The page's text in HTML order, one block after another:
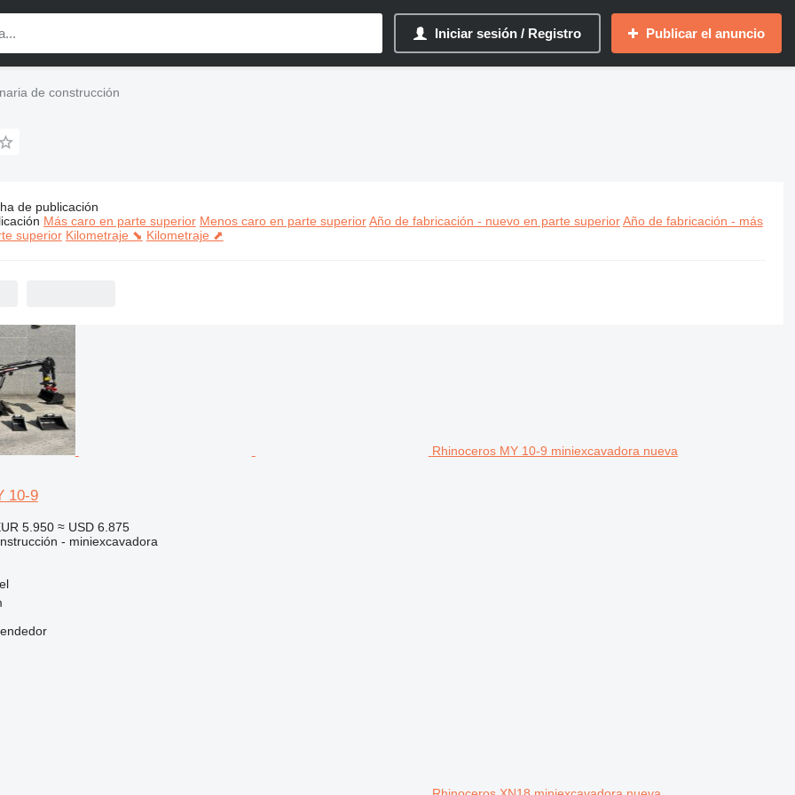
Iniciar sesión / Registro Publicar el anuncio
de construcción
Rhinoceros maquinaria de construcción
de publicación
Más caro en parte superior Menos caro en parte superior Año de fabricación - nuevo en parte superior Año de fabricación - más
superior Kilometraje ⬊ Kilometraje ⬈
Rhinoceros MY 10-9 miniexcavadora nueva
10-9
5.950 ≈ USD 6.875
- miniexcavadora